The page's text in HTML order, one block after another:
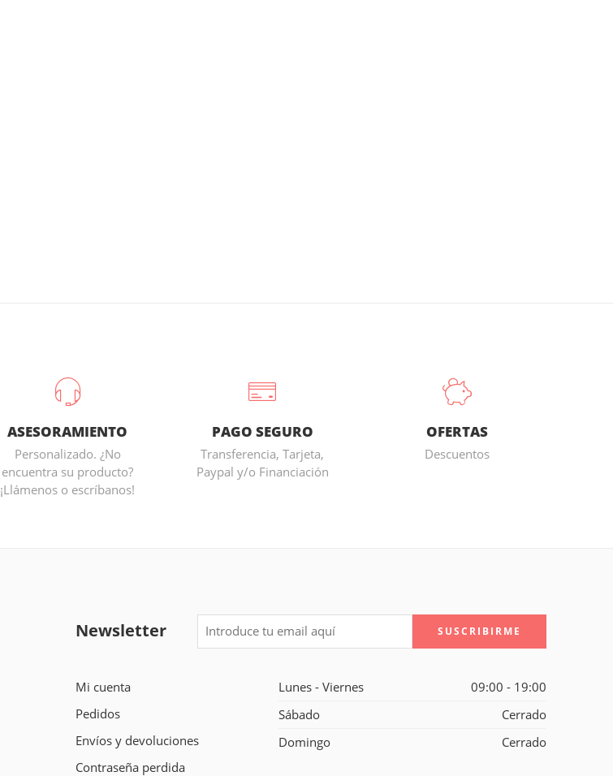
ASESORAMIENTO
Personalizado. ¿No
encuentra su producto?
¡Llámenos o escríbanos!
PAGO SEGURO
Transferencia, Tarjeta,
Paypal y/o Financiación
OFERTAS
Descuentos
Newsletter
Mi cuenta
Pedidos
Envíos y devoluciones
Contraseña perdida
Lunes - Viernes
09:00 - 19:00
Sábado
Cerrado
Domingo
Cerrado